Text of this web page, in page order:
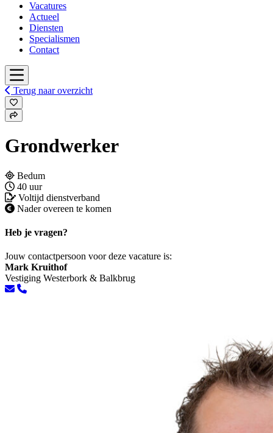
Vacatures
Actueel
Diensten
Specialismen
Contact
Terug naar overzicht
Grondwerker
Bedum
40 uur
Voltijd dienstverband
Nader overeen te komen
Heb je vragen?
Jouw contactpersoon voor deze vacature is:
Mark Kruithof
Vestiging Westerbork & Balkbrug